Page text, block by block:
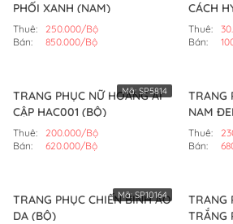
PHỐI XANH (NAM)
Thuê:
250.000/Bộ
Bán:
850.000/Bộ
CÁCH
Thuê:
Bán:
TRANG PHỤC NỮ HOÀNG AI
CẬP HAC001 (BỘ)
Thuê:
200.000/Bộ
Bán:
620.000/Bộ
Mã: SP5814
TRANG
NAM
Thuê:
Bán:
TRANG PHỤC CHIẾN BINH ÁO
DA (BỘ)
Mã:SP10164
TRANG
TRẮNG